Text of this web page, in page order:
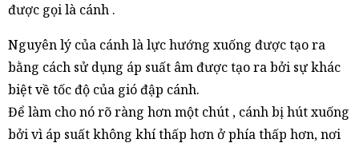
được gọi là cánh .
Nguyên lý của cánh là lực hướng xuống được tạo ra
bằng cách sử dụng áp suất âm được tạo ra bởi sự khác
biệt về tốc độ của gió đập cánh.
Để làm cho nó rõ ràng hơn một chút , cánh bị hút xuống
bởi vì áp suất không khí thấp hơn ở phía thấp hơn, nơi